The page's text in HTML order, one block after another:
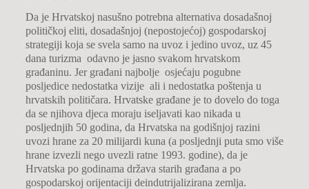
Da je Hrvatskoj nasušno potrebna alternativa dosadašnoj
političkoj eliti, dosadašnjoj (nepostojećoj) gospodarskoj
strategiji koja se svela samo na uvoz i jedino uvoz, uz 45
dana turizma odavno je jasno svakom hrvatskom
građaninu. Jer građani najbolje osjećaju pogubne
posljedice nedostatka vizije ali i nedostatka poštenja u
hrvatskih političara. Hrvatske građane je to dovelo do toga
da se njihova djeca moraju iseljavati kao nikada u
posljednjih 50 godina, da Hrvatska na godišnjoj razini
uvozi hrane za 20 milijardi kuna (a posljednji puta smo više
hrane izvezli nego uvezli ratne 1993. godine), da je
Hrvatska po godinama država starih građana a po
gospodarskoj orijentaciji deindutrijalizirana zemlja.